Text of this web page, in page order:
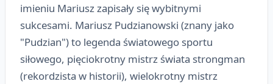
imieniu Mariusz zapisały się wybitnymi
sukcesami. Mariusz Pudzianowski (znany jako
"Pudzian") to legenda światowego sportu
siłowego, pięciokrotny mistrz świata strongman
(rekordzista w historii), wielokrotny mistrz